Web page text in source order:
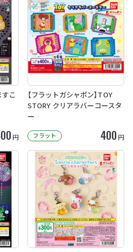
こ
円
【フラットガシャポン】TOY
STORY クリアラバーコースタ
ー
フラット 400 円